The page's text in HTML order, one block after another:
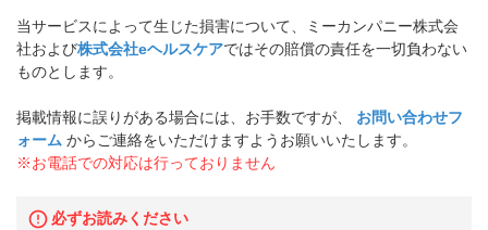
当サービスによって生じた損害について、ミーカンパニー株式会
社および株式会社eヘルスケアではその賠償の責任を一切負わない
ものとします。
掲載情報に誤りがある場合には、お手数ですが、
お問い合わせフ
ォーム からご連絡をいただけますようお願いいたします。
※お電話での対応は行っておりません
必ずお読みください